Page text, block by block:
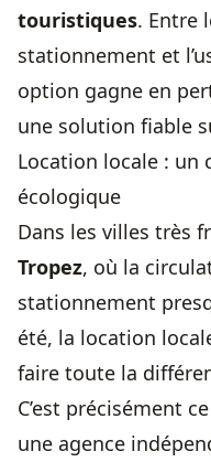
touristiques. Entre
stationnement et
option gagne en
une solution fiable
Location locale : un
écologique
Dans les villes très
Tropez, où la
stationnement
été, la location
faire toute la
C’est précisément
une agence